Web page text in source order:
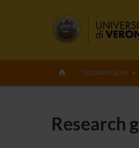
DEPARTMENT
Research